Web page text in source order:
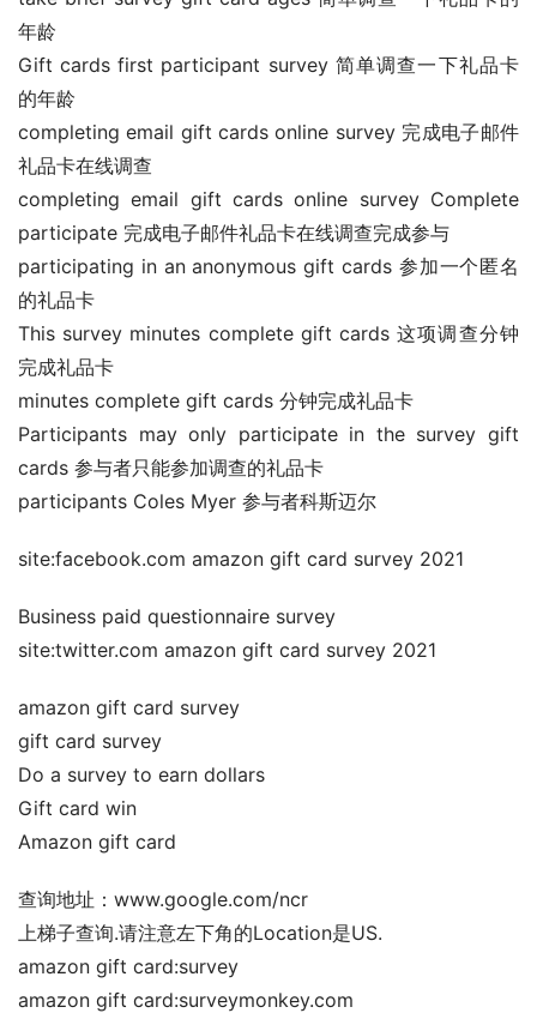
年龄
Gift cards first participant survey 简单调查一下礼品卡
的年龄
completing email gift cards online survey 完成电子邮件
礼品卡在线调查
completing email gift cards online survey Complete
participate 完成电子邮件礼品卡在线调查完成参与
participating in an anonymous gift cards 参加一个匿名
的礼品卡
This survey minutes complete gift cards 这项调查分钟
完成礼品卡
minutes complete gift cards 分钟完成礼品卡
Participants may only participate in the survey gift
cards 参与者只能参加调查的礼品卡
participants Coles Myer 参与者科斯迈尔
site:facebook.com amazon gift card survey 2021
Business paid questionnaire survey
site:twitter.com amazon gift card survey 2021
amazon gift card survey
gift card survey
Do a survey to earn dollars
Gift card win
Amazon gift card
查询地址：www.google.com/ncr
上梯子查询.请注意左下角的Location是US.
amazon gift card:survey
amazon gift card:surveymonkey.com